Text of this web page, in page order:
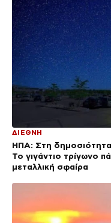
ΔΙΕΘΝΗ
ΗΠΑ: Στη δημοσιότητα
Το γιγάντιο τρίγωνο
μεταλλική σφαίρα